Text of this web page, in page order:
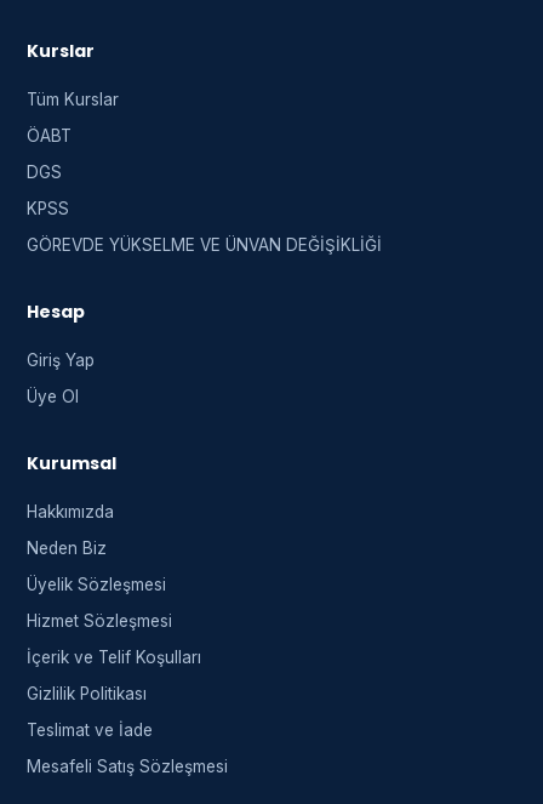
Kurslar
Tüm Kurslar
ÖABT
DGS
KPSS
GÖREVDE YÜKSELME VE ÜNVAN DEĞİŞİKLİĞİ
Hesap
Giriş Yap
Üye Ol
Kurumsal
Hakkımızda
Neden Biz
Üyelik Sözleşmesi
Hizmet Sözleşmesi
İçerik ve Telif Koşulları
Gizlilik Politikası
Teslimat ve İade
Mesafeli Satış Sözleşmesi